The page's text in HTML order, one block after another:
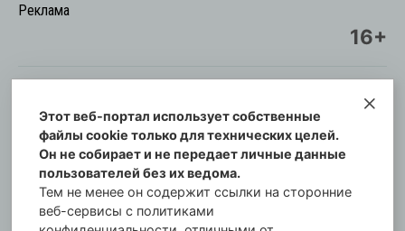
Реклама
16+
© Информационный городской портал
Орловская cреда-плюс, 2021-2026
Свидетельство о регистрации СМИ: ПИ №57-
00254 от 29 октября 2013 г.
Газета зарегистрирована Управлением
Этот веб-портал использует собственные
файлы cookie только для технических целей.
Он не собирает и не передает личные данные
пользователей без их ведома.
Тем не менее он содержит ссылки на сторонние
веб-сервисы с политиками